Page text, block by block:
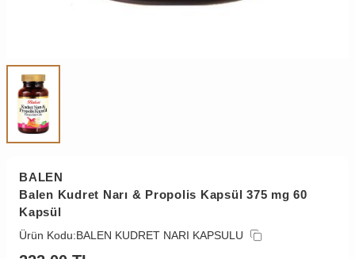
BALEN
Balen Kudret Narı & Propolis Kapsül 375 mg 60
Kapsül
Ürün Kodu:BALEN KUDRET NARI KAPSULU